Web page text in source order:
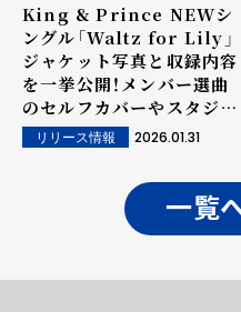
King & Prince NEWシ
ングル「Waltz for Lily」
ジャケット写真と収録内容
を一挙公開！メンバー選曲
のセルフカバーやスタジオ
ライブ映像収録が決定！
リリース情報 2026.01.31
一覧